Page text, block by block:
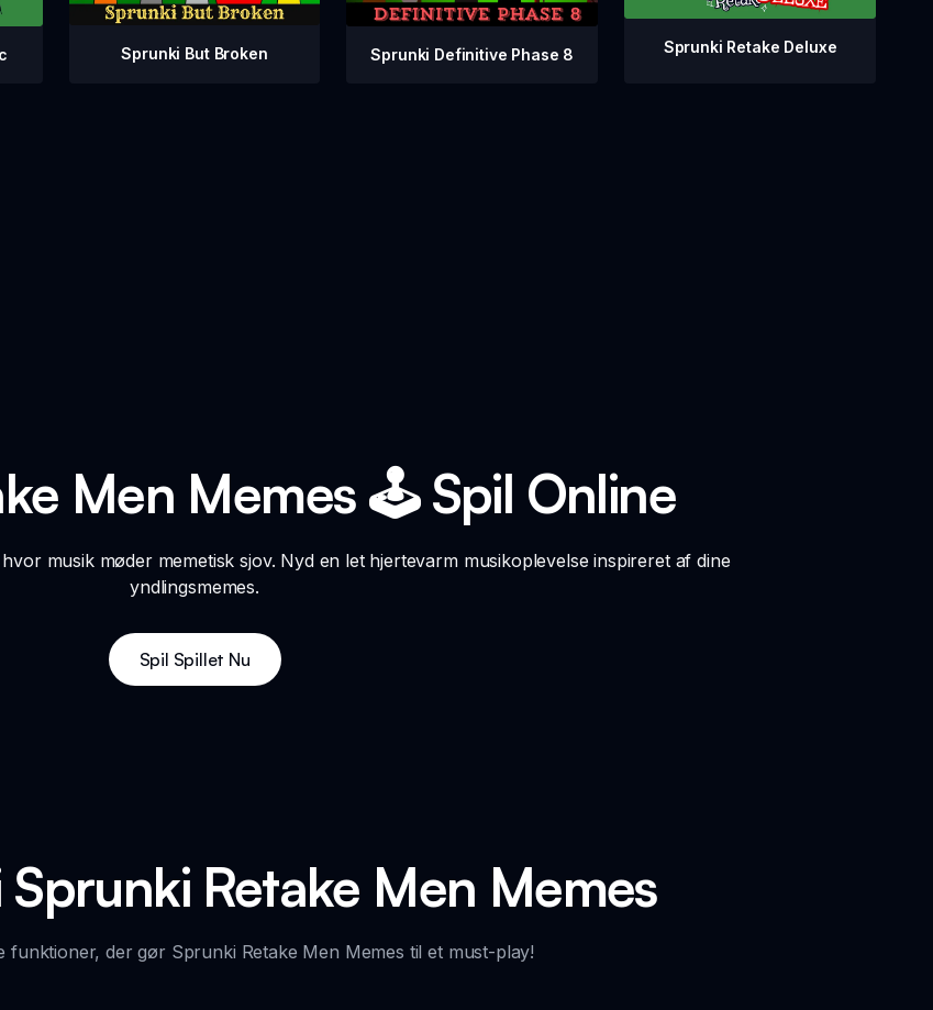
Sprunki But Broken Sprunki Definitive Phase 8 Sprunki Retake Deluxe
Men Memes 🕹️ Spil Online
musik møder memetisk sjov. Nyd en let hjertevarm musikoplevelse inspireret af dine
yndlingsmemes.
Spil Spillet Nu
Retake Men Memes
funktioner, der gør Sprunki Retake Men Memes til et must-play!